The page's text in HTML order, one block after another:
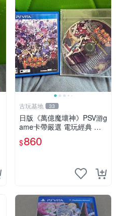
古玩基地 33
日版《萬億魔壞神》PSV游g
ame卡帶嚴選 電玩經典 測
試正常 完整遊戲內容 附贈
未拆封音樂CD 萬億魔壞神
$860